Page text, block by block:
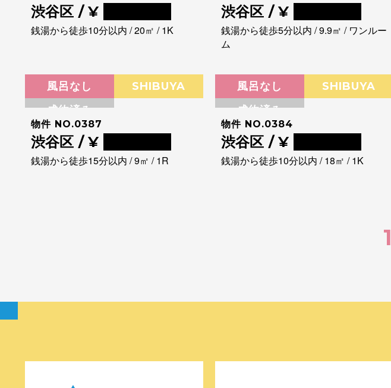
渋谷区 / ¥
銭湯から徒歩10分以内 / 20㎡ / 1K
渋谷区 / ¥
銭湯から徒歩5分以内 / 9.9㎡ / ワンルー
ム
風呂なし
SHIBUYA
成約済み
物件 NO.0387
渋谷区 / ¥
銭湯から徒歩15分以内 / 9㎡ / 1R
風呂なし
SHIBUYA
成約済み
物件 NO.0384
渋谷区 / ¥
銭湯から徒歩10分以内 / 18㎡ / 1K
1